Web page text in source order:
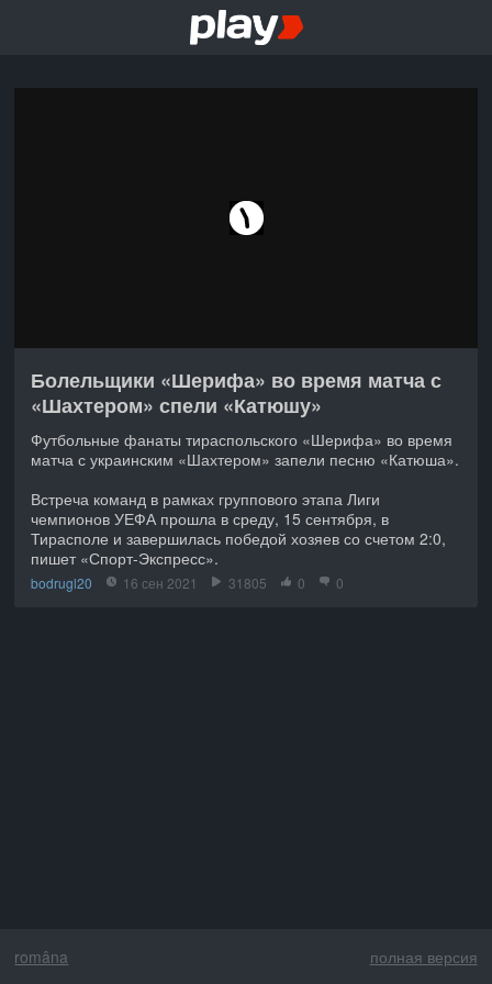
Болельщики «Шерифа» во время матча с
«Шахтером» спели «Катюшу»
Футбольные фанаты тираспольского «Шерифа» во время
матча с украинским «Шахтером» запели песню «Катюша».
Встреча команд в рамках группового этапа Лиги
чемпионов УЕФА прошла в среду, 15 сентября, в
Тирасполе и завершилась победой хозяев со счетом 2:0,
пишет «Спорт-Экспресс».
bodrugl20 16 сен 2021 31805 0 0
româna полная версия